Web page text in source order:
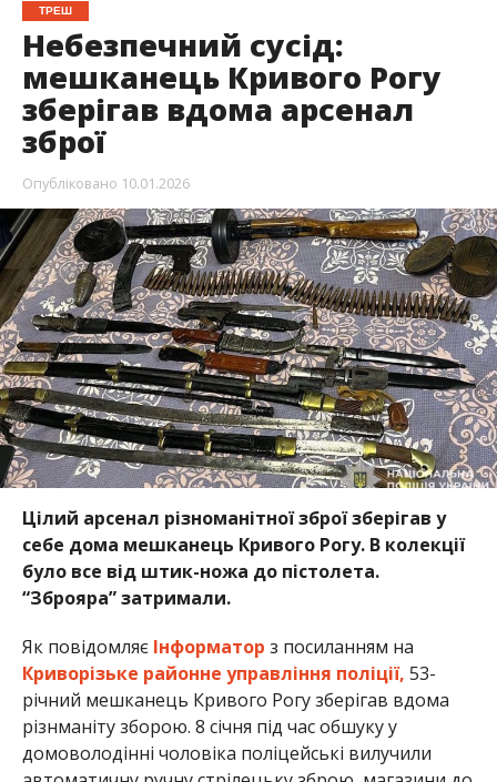
ТРЕШ
Небезпечний сусід:
мешканець Кривого Рогу
зберігав вдома арсенал
зброї
Опубліковано 10.01.2026
Цілий арсенал різноманітної зброї зберігав у
себе дома мешканець Кривого Рогу. В колекції
було все від штик-ножа до пістолета.
“Зброяра” затримали.
Як повідомляє Інформатор з посиланням на
Криворізьке районне управління поліції, 53-
річний мешканець Кривого Рогу зберігав вдома
різнманіту зборою. 8 січня під час обшуку у
домоволодінні чоловіка поліцейські вилучили